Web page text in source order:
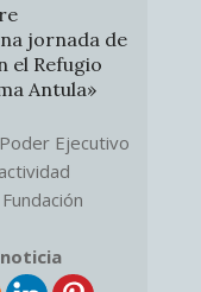
jornada de
el Refugio
Antula»
Ejecutivo